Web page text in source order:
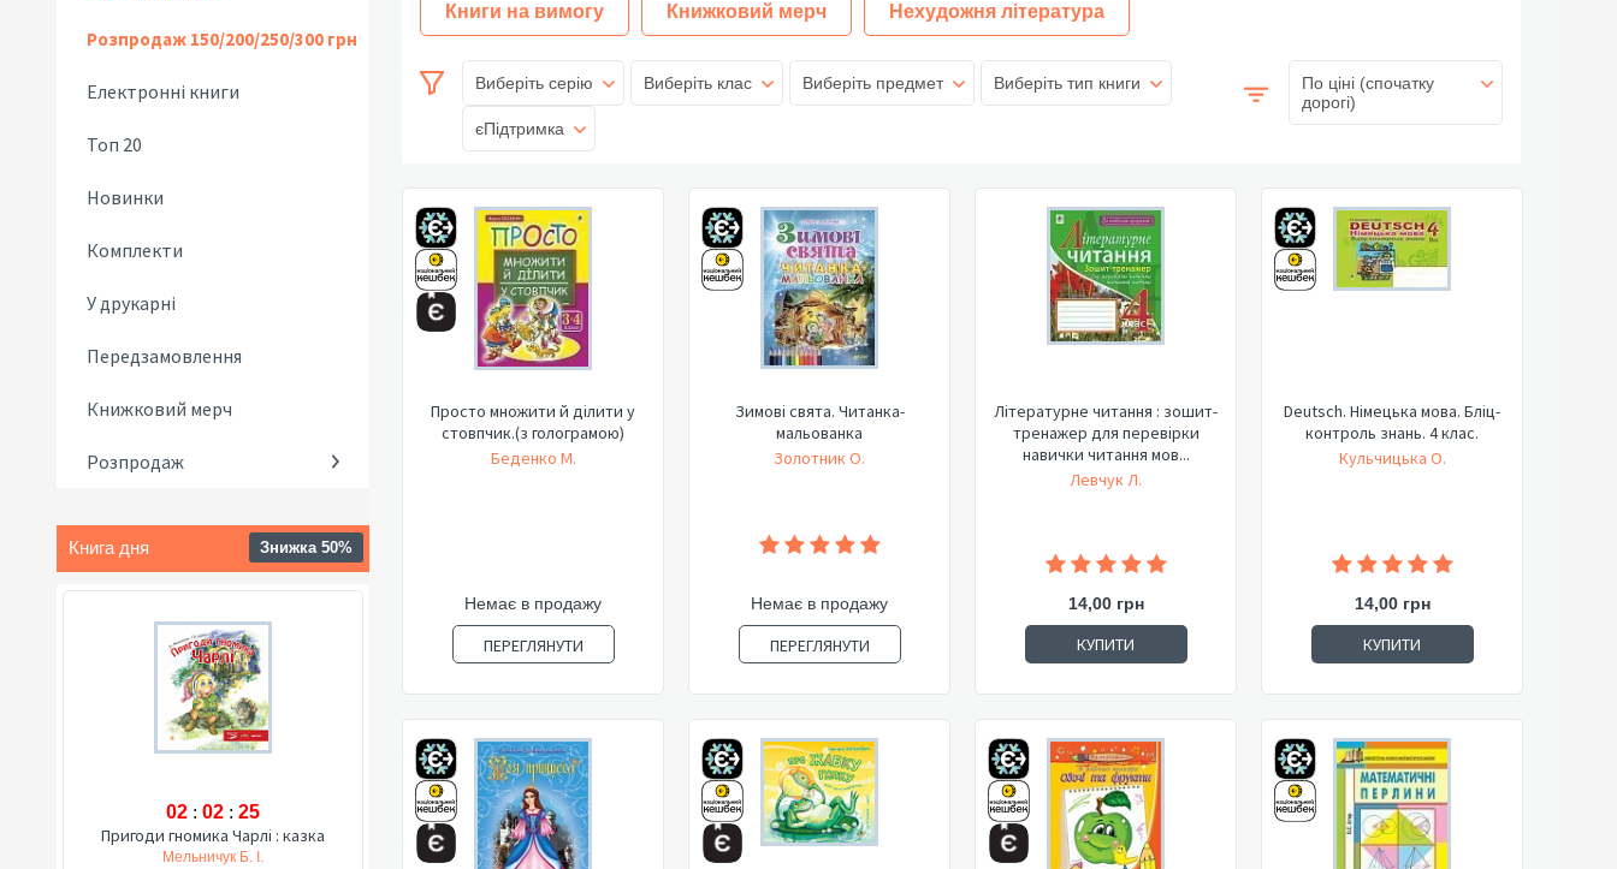
Розпродаж 150/200/250/300 грн
Електронні книги
Топ 20
Новинки
Комплекти
У друкарні
Передзамовлення
Книжковий мерч
Розпродаж
Книга дня Знижка 50%
02 : 02 : 24
Пригоди гномика Чарлі : казка
Мельничук Б. І.
Книги на вимогу Книжковий мерч Нехудожня література
Виберіть серію Виберіть клас Виберіть предмет Виберіть тип книги
єПідтримка
По ціні (спочатку
дорогі)
Просто множити й ділити у
стовпчик.(з голограмою)
Беденко М.
Немає в продажу
ПЕРЕГЛЯНУТИ
Зимові свята. Читанка-
мальованка
Золотник О.
Немає в продажу
ПЕРЕГЛЯНУТИ
Літературне читання : зошит-
тренажер для перевірки
навички читання мов...
Левчук Л.
14,00 грн
КУПИТИ
Deutsch. Німецька мова. Бліц-
контроль знань. 4 клас.
Кульчицька О.
14,00 грн
КУПИТИ